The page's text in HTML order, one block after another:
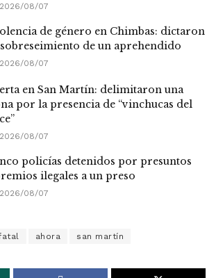
2026/08/07
de género en Chimbas: dictaron
de un aprehendido
2026/08/07
en San Martín: delimitaron una
por la presencia de “vinchucas del
2026/08/07
policías detenidos por presuntos
ilegales a un preso
2026/08/07
ahora san martín